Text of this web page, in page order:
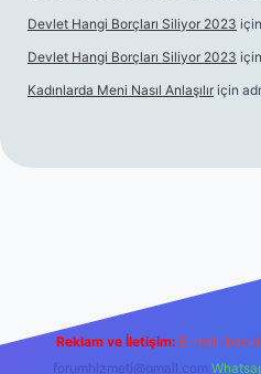
Devlet Hangi Borçları Siliyor 2023 için
Devlet Hangi Borçları Siliyor 2023 için
Kadınlarda Meni Nasıl Anlaşılır için
Reklam ve İletişim: E-mail:
forumhizmeti@gmail.com